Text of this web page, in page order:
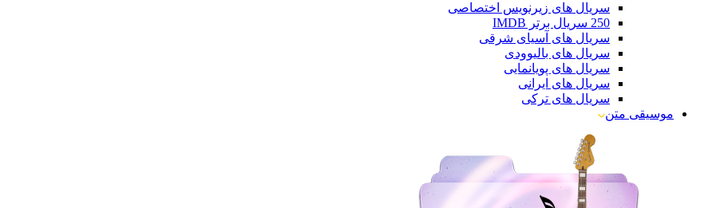
سریال های زیرنویس اختصاصی
250 سریال برتر IMDB
سریال های آسیای شرقی
سریال های بالیوودی
سریال های پویانمایی
سریال های ایرانی
سریال های ترکی
موسیقی متن